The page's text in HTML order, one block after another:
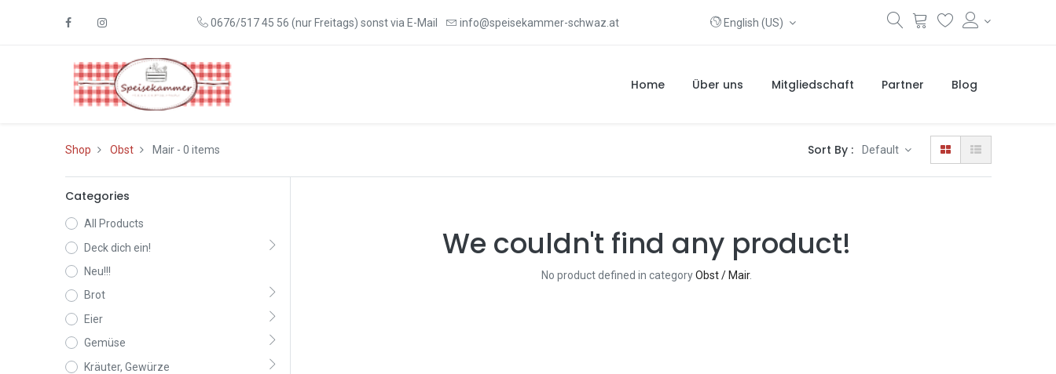
0676/517 45 56 (nur Freitags) sonst via E-Mail info@speisekammer-schwaz.at English (US)
Home Über uns Mitgliedschaft Partner Blog
Shop Obst Mair- 0 items Sort By : Default
Categories
All Products
Deck dich ein!
Neu!!!
Brot
Eier
Gemüse
Kräuter, Gewürze
We couldn't find any product!
No product defined in categoryObst / Mair.